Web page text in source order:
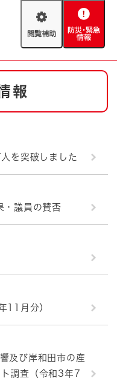
閲
助
防
緊
救急・消防
AED設置箇所
報
を突破しました
議員の賛否
11月分）
及び岸和田市の産
調査（令和3年7